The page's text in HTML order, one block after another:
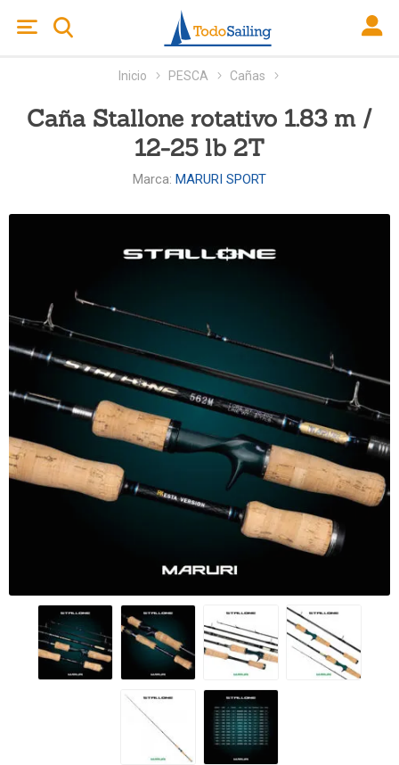
Inicio PESCA Cañas
Caña Stallone rotativo 1.83 m /
12-25 lb 2T
Marca: MARURI SPORT